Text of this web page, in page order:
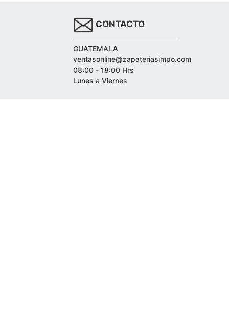
CONTACTO
GUATEMALA
ventasonline@zapateriasimpo.com
08:00 - 18:00 Hrs
Lunes a Viernes